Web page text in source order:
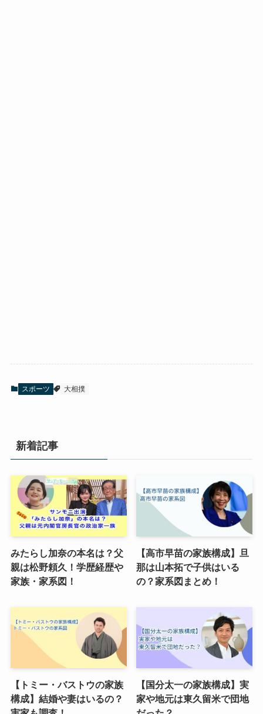
スポーツ 大相撲
新着記事
みたらし加奈の本名は？父
親は松野頼久！学歴経歴や
家族・家系図！
【高市早苗の家族構成】旦
那は山本拓で子供はいる
の？家系図まとめ！
【トミー・バストウの家族
構成】結婚や妻はいるの？
【国分太一の家族構成】実
家や地元は東久留米で団地